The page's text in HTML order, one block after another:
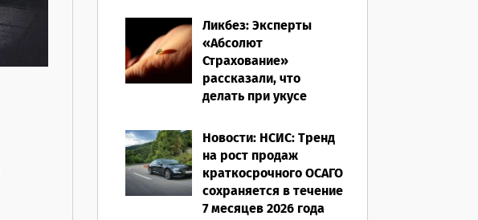
Ликбез: Эксперты
«Абсолют
Страхование»
рассказали, что
делать при укусе
путешествии
07.08.2026
Новости: НСИС: Тренд
на рост продаж
краткосрочного ОСАГО
сохраняется в течение
7 месяцев 2026 года